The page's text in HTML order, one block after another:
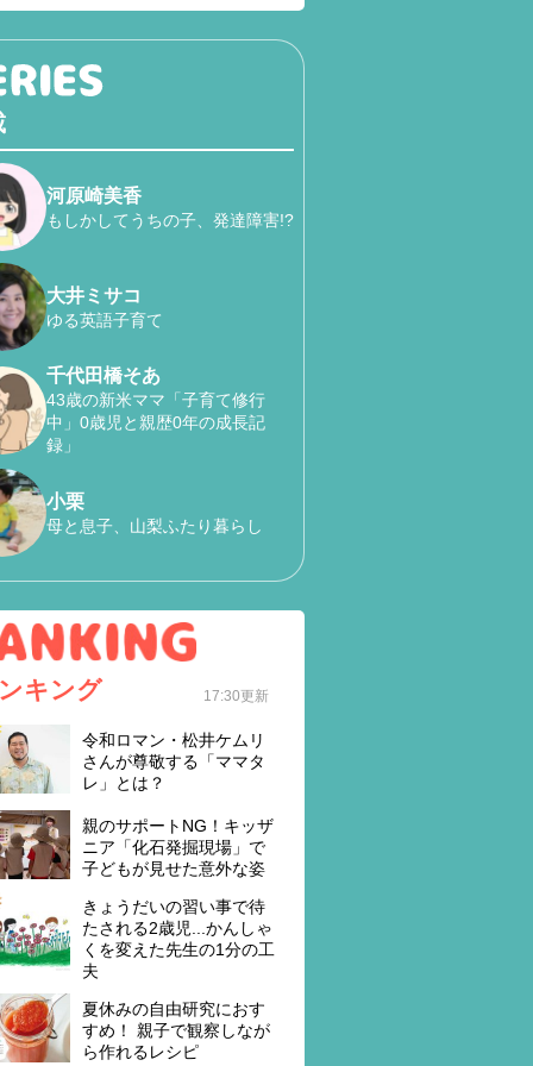
河原崎美香
もしかしてうちの子、発達障害!?
大井ミサコ
ゆる英語子育て
千代田橋そあ
43歳の新米ママ「子育て修行
中」0歳児と親歴0年の成長記
録」
小栗
母と息子、山梨ふたり暮らし
キング 17:30更新
令和ロマン・松井ケムリ
さんが尊敬する「ママタ
レ」とは？
親のサポートNG！キッザ
ニア「化石発掘現場」で
子どもが見せた意外な姿
きょうだいの習い事で待
たされる2歳児...かんしゃ
くを変えた先生の1分の工
夫
夏休みの自由研究におす
すめ！ 親子で観察しなが
ら作れるレシピ